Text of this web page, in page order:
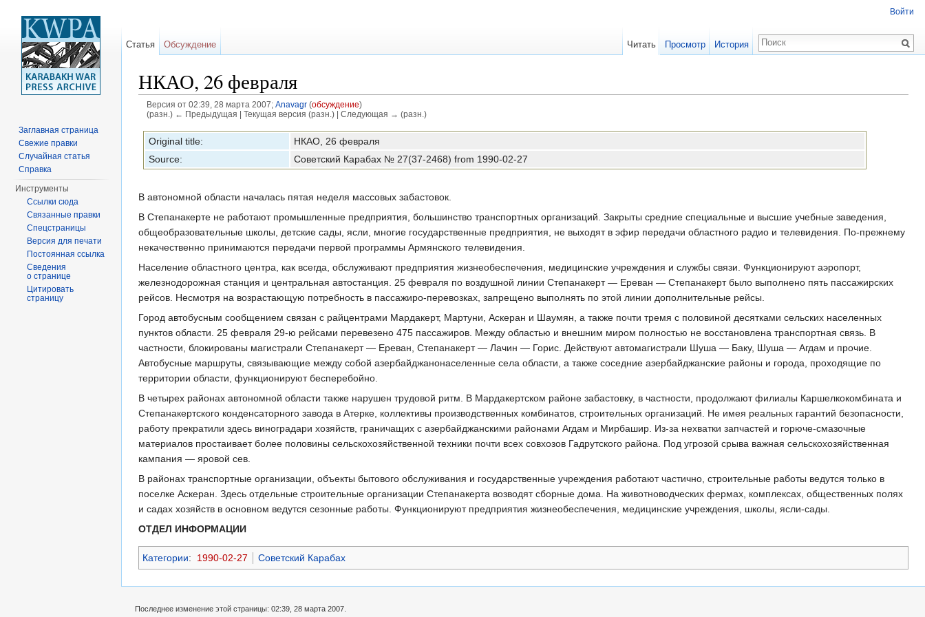
НКАО, 26 февраля
Версия от 02:39, 28 марта 2007; Anavagr (обсуждение)
(разн.) ← Предыдущая | Текущая версия (разн.) | Следующая → (разн.)
Original title:
НКАО, 26 февраля
Source:
Советский Карабах № 27(37-2468) from 1990-02-27
В автономной области началась пятая неделя массовых забастовок.
В Степанакерте не работают промышленные предприятия, большинство транспортных организаций. Закрыты средние специальные и высшие учебные заведения,
общеобразовательные школы, детские сады, ясли, многие государственные предприятия, не выходят в эфир передачи областного радио и телевидения. По-прежнему
некачественно принимаются передачи первой программы Армянского телевидения.
Население областного центра, как всегда, обслуживают предприятия жизнеобеспечения, медицинские учреждения и службы связи. Функционируют аэропорт,
железнодорожная станция и центральная автостанция. 25 февраля по воздушной линии Степанакерт — Ереван — Степанакерт было выполнено пять пассажирских
рейсов. Несмотря на возрастающую потребность в пассажиро-перевозках, запрещено выполнять по этой линии дополнительные рейсы.
Город автобусным сообщением связан с райцентрами Мардакерт, Мартуни, Аскеран и Шаумян, а также почти тремя с половиной десятками сельских населенных
пунктов области. 25 февраля 29-ю рейсами перевезено 475 пассажиров. Между областью и внешним миром полностью не восстановлена транспортная связь. В
частности, блокированы магистрали Степанакерт — Ереван, Степанакерт — Лачин — Горис. Действуют автомагистрали Шуша — Баку, Шуша — Агдам и прочие.
Автобусные маршруты, связывающие между собой азербайджанонаселенные села области, а также соседние азербайджанские районы и города, проходящие по
территории области, функционируют бесперебойно.
В четырех районах автономной области также нарушен трудовой ритм. В Мардакертском районе забастовку, в частности, продолжают филиалы Каршелкокомбината и
Степанакертского конденсаторного завода в Атерке, коллективы производственных комбинатов, строительных организаций. Не имея реальных гарантий безопасности,
работу прекратили здесь виноградари хозяйств, граничащих с азербайджанскими районами Агдам и Мирбашир. Из-за нехватки запчастей и горюче-смазочные
материалов простаивает более половины сельскохозяйственной техники почти всех совхозов Гадрутского района. Под угрозой срыва важная сельскохозяйственная
кампания — яровой сев.
В районах транспортные организации, объекты бытового обслуживания и государственные учреждения работают частично, строительные работы ведутся только в
поселке Аскеран. Здесь отдельные строительные организации Степанакерта возводят сборные дома. На животноводческих фермах, комплексах, общественных полях
и садах хозяйств в основном ведутся сезонные работы. Функционируют предприятия жизнеобеспечения, медицинские учреждения, школы, ясли-сады.
ОТДЕЛ ИНФОРМАЦИИ
Категории: 1990-02-27 Советский Карабах
Войти
Статья Обсуждение Читать Просмотр История
Заглавная страница
Свежие правки
Случайная статья
Справка
Инструменты
Ссылки сюда
Связанные правки
Спецстраницы
Версия для печати
Постоянная ссылка
Сведения
о странице
Цитировать
страницу
Последнее изменение этой страницы: 02:39, 28 марта 2007.